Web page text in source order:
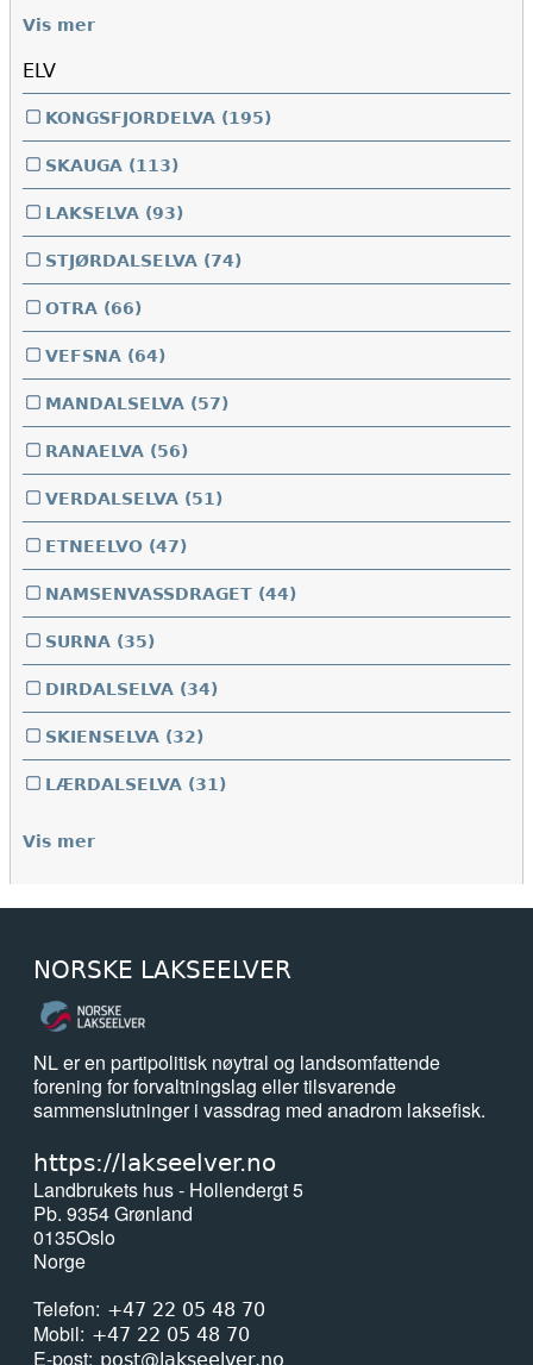
Vis mer
ELV
KONGSFJORDELVA (195)
SKAUGA (113)
LAKSELVA (93)
STJØRDALSELVA (74)
OTRA (66)
VEFSNA (64)
MANDALSELVA (57)
RANAELVA (56)
VERDALSELVA (51)
ETNEELVO (47)
NAMSENVASSDRAGET (44)
SURNA (35)
DIRDALSELVA (34)
SKIENSELVA (32)
LÆRDALSELVA (31)
Vis mer
NORSKE LAKSEELVER
NL er en partipolitisk nøytral og landsomfattende
forening for forvaltningslag eller tilsvarende
sammenslutninger i vassdrag med anadrom laksefisk.
https://lakseelver.no
Landbrukets hus - Hollendergt 5
Pb. 9354 Grønland
0135Oslo
Norge
Telefon
+47 22 05 48 70
Mobil +47 22 05 48 70
E-post post@lakseelver.no